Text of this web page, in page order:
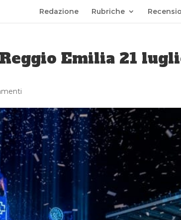
Redazione Rubriche
Emilia 21